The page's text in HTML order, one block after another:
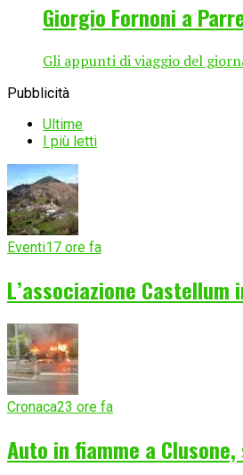
Giorgio Fornoni a
Gli appunti di viaggio del
Pubblicità
Ultime
I più letti
Eventi17 ore fa
L’associazione
Cronaca23 ore fa
Auto in fiamme a